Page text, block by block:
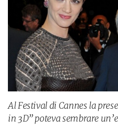
Al Festival di Cannes la
in 3D” poteva sembrare